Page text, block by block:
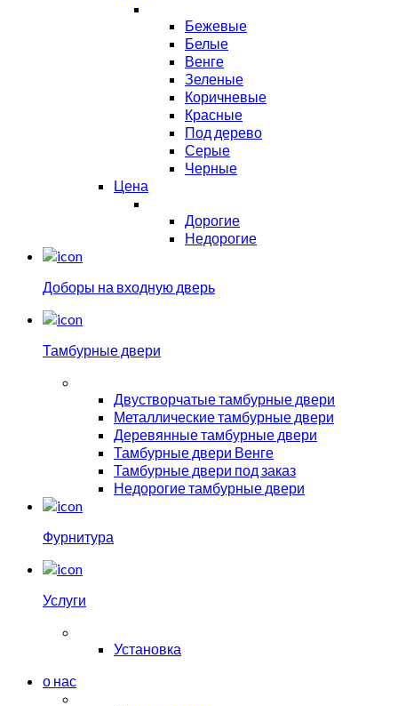
Бежевые
Белые
Венге
Зеленые
Коричневые
Красные
Под дерево
Серые
Черные
Цена
Дорогие
Недорогие
Доборы на входную дверь
Тамбурные двери
Двустворчатые тамбурные двери
Металлические тамбурные двери
Деревянные тамбурные двери
Тамбурные двери Венге
Тамбурные двери под заказ
Недорогие тамбурные двери
Фурнитура
Услуги
Установка
о нас